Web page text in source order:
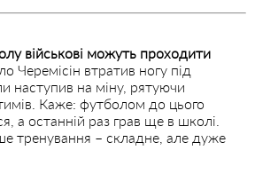
військові можуть проходити
Черемісін втратив ногу під
наступив на міну, рятуючи
Каже: футболом до цього
а останній раз грав ще в школі.
тренування – складне, але дуже